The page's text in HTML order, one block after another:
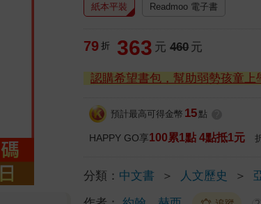
紙本平裝 Readmoo 電子書
79 折 363 元 460 元
認購希望書包，幫助弱勢孩童上
預計最高可得金幣 15 點
HAPPY GO享100累1點 4點抵1元
分類： 中文書 ＞ 人文歷史 ＞